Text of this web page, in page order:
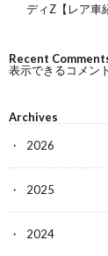
ディZ【レア車
Recent
表示できるコメン
Archives
2026
2025
2024